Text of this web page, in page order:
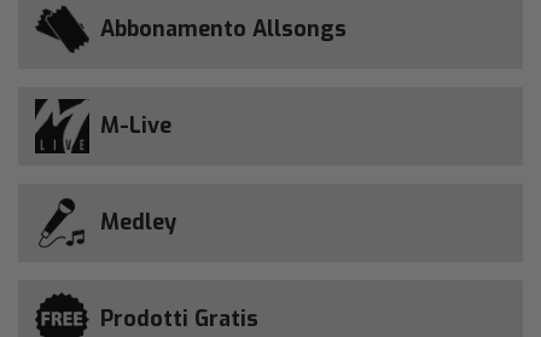
Abbonamento Allsongs
M-Live
Medley
Prodotti Gratis